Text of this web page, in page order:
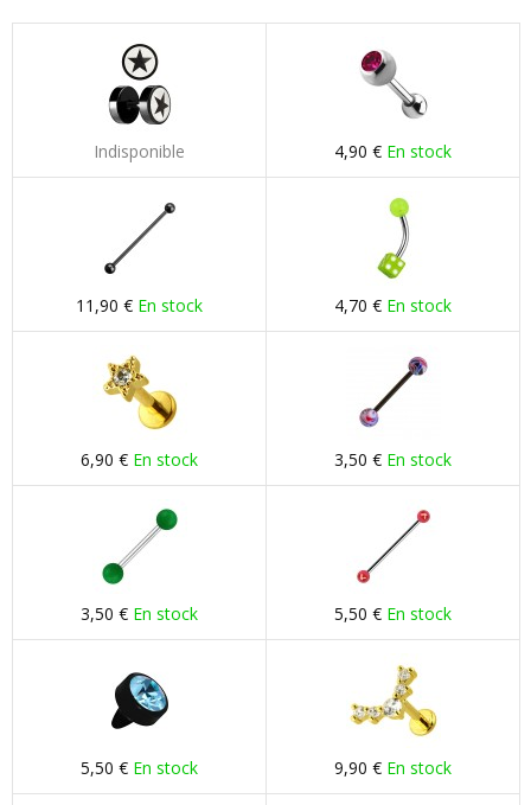
Indisponible 4,90 € En stock
11,90 € En stock 4,70 € En stock
6,90 € En stock 3,50 € En stock
3,50 € En stock 5,50 € En stock
5,50 € En stock 9,90 € En stock